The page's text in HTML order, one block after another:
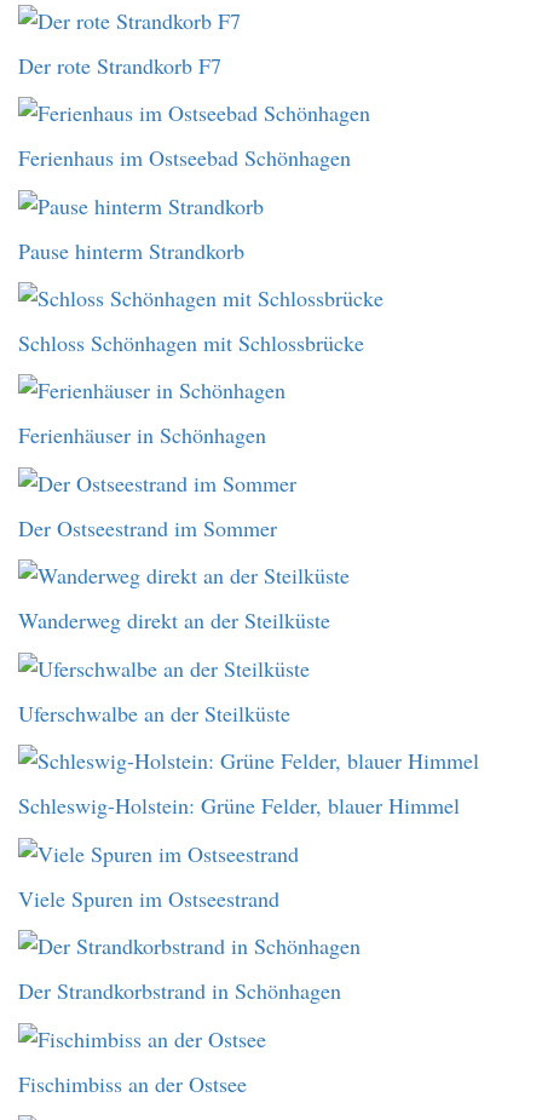
Der rote Strandkorb F7
Ferienhaus im Ostseebad Schönhagen
Pause hinterm Strandkorb
Schloss Schönhagen mit Schlossbrücke
Ferienhäuser in Schönhagen
Der Ostseestrand im Sommer
Wanderweg direkt an der Steilküste
Uferschwalbe an der Steilküste
Schleswig-Holstein: Grüne Felder, blauer Himmel
Viele Spuren im Ostseestrand
Der Strandkorbstrand in Schönhagen
Fischimbiss an der Ostsee